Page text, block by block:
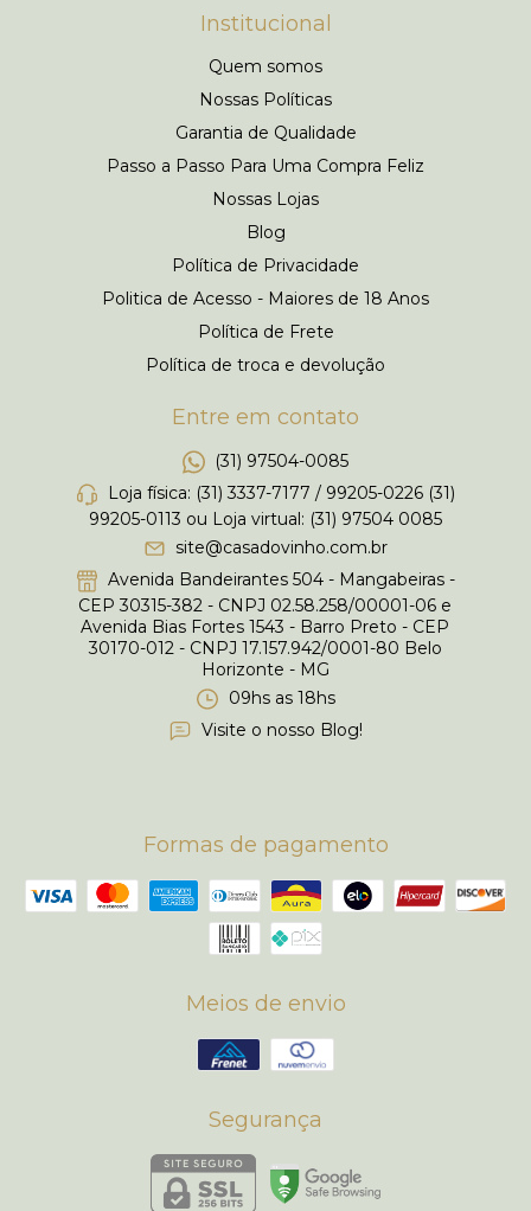
Institucional
Quem somos
Nossas Políticas
Garantia de Qualidade
Passo a Passo Para Uma Compra Feliz
Nossas Lojas
Blog
Política de Privacidade
Politica de Acesso - Maiores de 18 Anos
Política de Frete
Política de troca e devolução
Entre em contato
(31) 97504-0085
Loja física: (31) 3337-7177 / 99205-0226 (31)
99205-0113 ou Loja virtual: (31) 97504 0085
site@casadovinho.com.br
Avenida Bandeirantes 504 - Mangabeiras -
CEP 30315-382 - CNPJ 02.58.258/00001-06 e
Avenida Bias Fortes 1543 - Barro Preto - CEP
30170-012 - CNPJ 17.157.942/0001-80 Belo
Horizonte - MG
09hs as 18hs
Visite o nosso Blog!
Formas de pagamento
Meios de envio
Segurança